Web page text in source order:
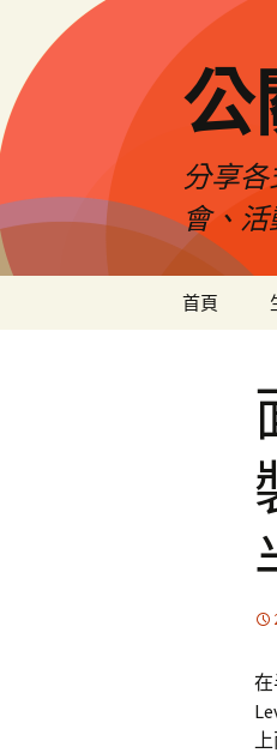
公
分享
會、
首頁